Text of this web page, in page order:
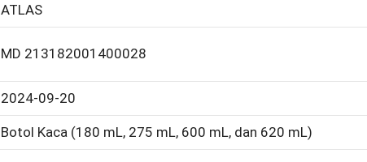
ATLAS
MD 213182001400028
2024-09-20
Botol Kaca (180 mL, 275 mL, 600 mL, dan 620 mL)